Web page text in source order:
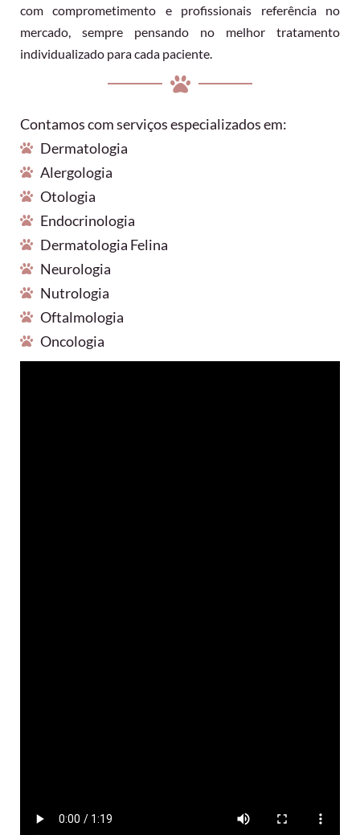
com comprometimento e profissionais referência no
mercado, sempre pensando no melhor tratamento
individualizado para cada paciente.
Contamos com serviços especializados em:
Dermatologia
Alergologia
Otologia
Endocrinologia
Dermatologia Felina
Neurologia
Nutrologia
Oftalmologia
Oncologia